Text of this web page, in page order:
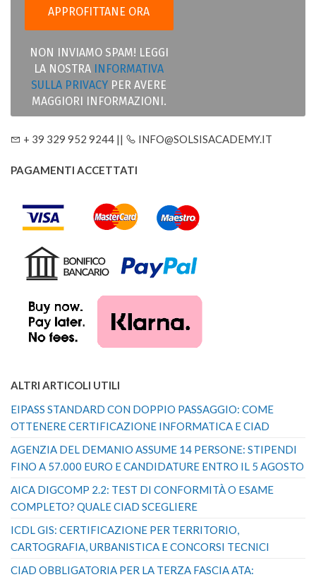
NON INVIAMO SPAM! LEGGI
LA NOSTRA INFORMATIVA
SULLA PRIVACY PER AVERE
MAGGIORI INFORMAZIONI.
+ 39 329 952 9244 || INFO@SOLSISACADEMY.IT
PAGAMENTI ACCETTATI
ALTRI ARTICOLI UTILI
EIPASS STANDARD CON DOPPIO PASSAGGIO: COME
OTTENERE CERTIFICAZIONE INFORMATICA E CIAD
AGENZIA DEL DEMANIO ASSUME 14 PERSONE: STIPENDI
FINO A 57.000 EURO E CANDIDATURE ENTRO IL 5 AGOSTO
AICA DIGCOMP 2.2: TEST DI CONFORMITÀ O ESAME
COMPLETO? QUALE CIAD SCEGLIERE
ICDL GIS: CERTIFICAZIONE PER TERRITORIO,
CARTOGRAFIA, URBANISTICA E CONCORSI TECNICI
CIAD OBBLIGATORIA PER LA TERZA FASCIA ATA: